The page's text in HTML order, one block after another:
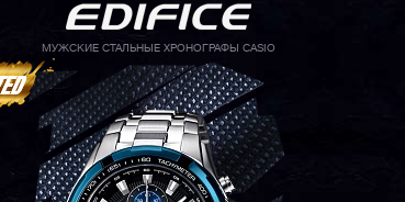
МУЖСКИЕ СТАЛЬНЫЕ ХРОНОГРАФЫ CASIO